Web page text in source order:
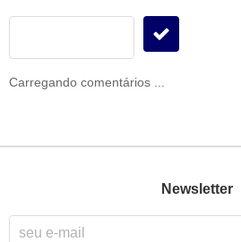
Carregando comentários ...
Newsletter